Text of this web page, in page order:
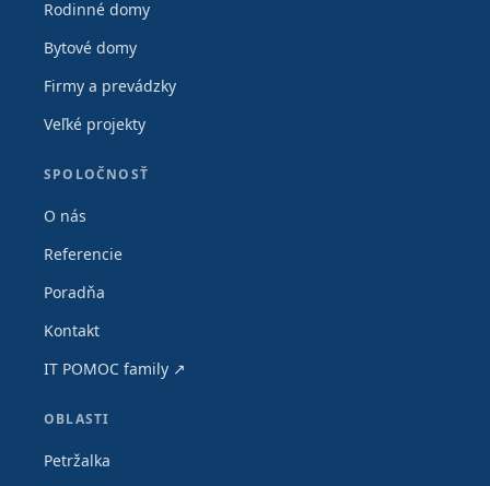
Rodinné domy
Bytové domy
Firmy a prevádzky
Veľké projekty
SPOLOČNOSŤ
O nás
Referencie
Poradňa
Kontakt
IT POMOC family ↗
OBLASTI
Petržalka